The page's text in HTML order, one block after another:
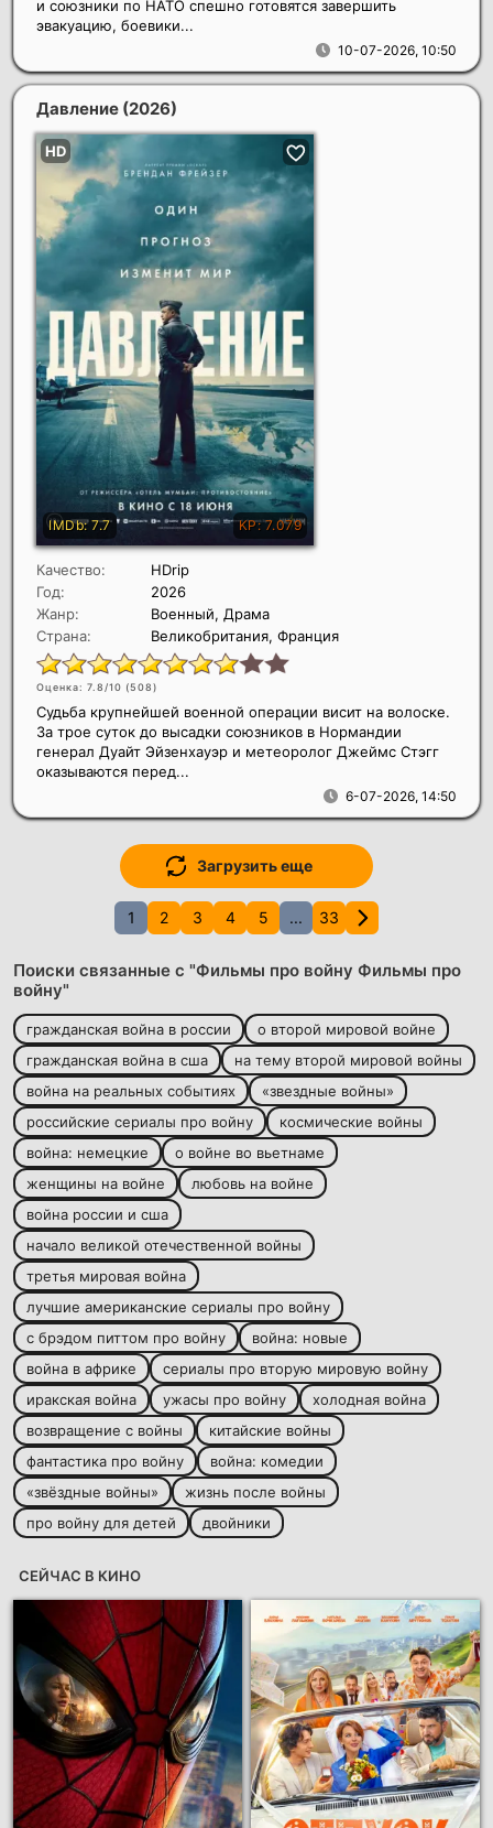
10-07-2026, 10:50
и союзники по НАТО спешно готовятся завершить
эвакуацию, боевики...
Давление (2026)
Качество:
HDrip
Год:
2026
Жанр:
Военный, Драма
Страна:
Великобритания, Франция
Оценка: 7.8/10 (508)
6-07-2026, 14:50
Судьба крупнейшей военной операции висит на волоске.
За трое суток до высадки союзников в Нормандии
генерал Дуайт Эйзенхауэр и метеоролог Джеймс Стэгг
оказываются перед...
Загрузить еще
1 2 3 4 5 ... 33
Поиски связанные с "Фильмы про войну Фильмы про
войну"
гражданская война в россии
о второй мировой войне
гражданская война в сша
на тему второй мировой войны
война на реальных событиях
«звездные войны»
российские сериалы про войну
космические войны
война: немецкие
о войне во вьетнаме
женщины на войне
любовь на войне
война россии и сша
начало великой отечественной войны
третья мировая война
лучшие американские сериалы про войну
с брэдом питтом про войну
война: новые
война в африке
сериалы про вторую мировую войну
иракская война
ужасы про войну
холодная война
возвращение с войны
китайские войны
фантастика про войну
война: комедии
«звёздные войны»
жизнь после войны
про войну для детей
двойники
СЕЙЧАС В КИНО